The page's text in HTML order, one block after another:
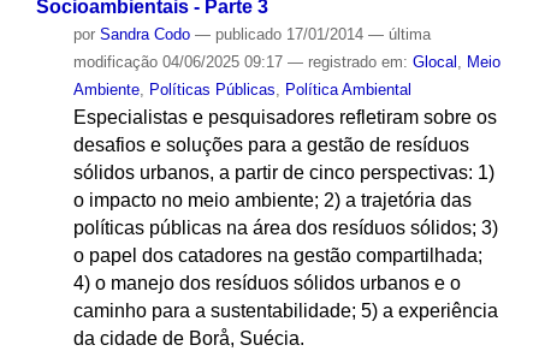
Socioambientais - Parte 3
por Sandra Codo — publicado17/01/2014 — última
modificação04/06/2025 09:17 — registrado em: Glocal , Meio
Ambiente, Políticas Públicas, Política Ambiental
Especialistas e pesquisadores refletiram sobre os
desafios e soluções para a gestão de resíduos
sólidos urbanos, a partir de cinco perspectivas: 1)
o impacto no meio ambiente; 2) a trajetória das
políticas públicas na área dos resíduos sólidos; 3)
o papel dos catadores na gestão compartilhada;
4) o manejo dos resíduos sólidos urbanos e o
caminho para a sustentabilidade; 5) a experiência
da cidade de Borå, Suécia.